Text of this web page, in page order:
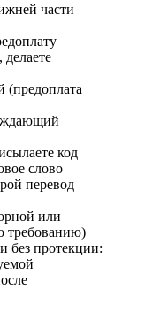
части
(предоплата
код
слово
перевод
или
требованию)
без протекции: